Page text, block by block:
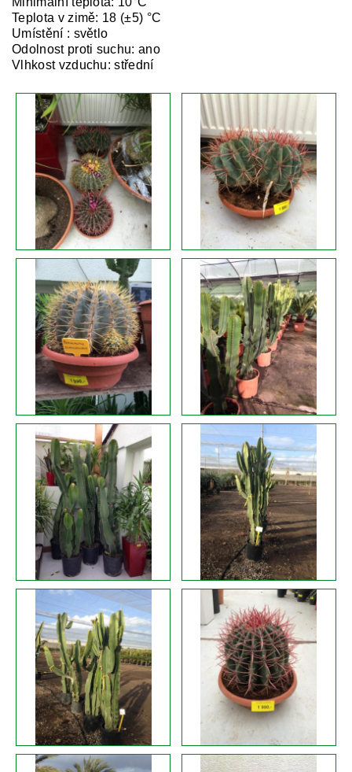
Teplota v zimě: 18 (±5) °C
Umístění : světlo
Odolnost proti suchu: ano
Vlhkost vzduchu: střední